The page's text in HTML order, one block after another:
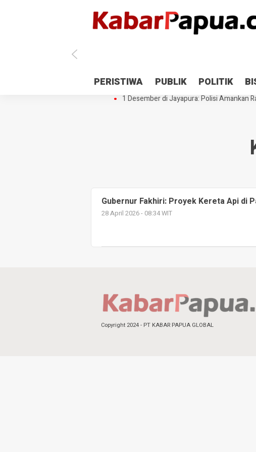
PERISTIWA PUBLIK POLITIK
Antisipasi 1 Desember, TNI Polri Patroli
Gedung Perpustakaan SMPN 5 Sentani
1 Desember di Jayapura: Polisi Amankan
Gubernur Fakhiri: Proyek Kereta Api di
28 April 2026 - 08:34 WIT
Copyright 2024 - PT KABAR PAPUA GLOBAL